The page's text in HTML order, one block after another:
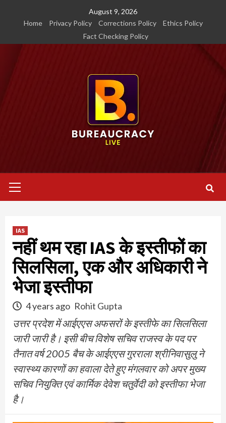
August 9, 2026
Home
Privacy Policy Corrections Policy
Ethics Policy
Fact Checking Policy
Menu
IAS
नहीं थम रहा IAS के इस्तीफों का
सिलसिला, एक और अधिकारी ने
भेजा इस्तीफा
4 years ago Rohit Gupta
उत्तर प्रदेश में आईएएस अफसरों के इस्तीफे का सिलसिला
जारी जारी है। इसी बीच विशेष सचिव राजस्व के पद पर
तैनात वर्ष 2005 बैच के आईएएस गुरराला श्रीनिवासुलु ने
स्वास्थ्य कारणों का हवाला देते हुए मंगलवार को अपर मुख्य
सचिव नियुक्ति एवं कार्मिक देवेश चतुर्वेदी को इस्तीफा भेजा
है।